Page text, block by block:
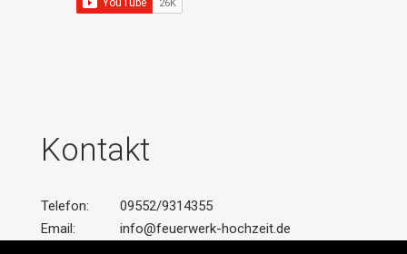
Kontakt
Telefon:
09552/9314355
Email:
info@feuerwerk-hochzeit.de